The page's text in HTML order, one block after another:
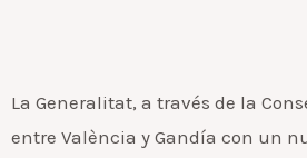
La Generalitat, a través de la
entre València y Gandía con un